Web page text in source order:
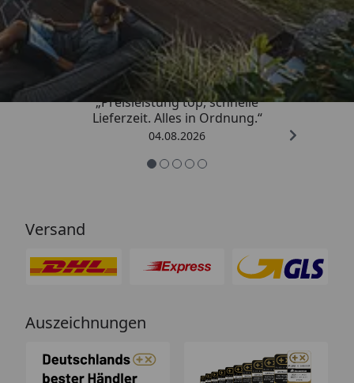
Trusted Shops
4,85/ 5
„Preisleistung top, schnelle
Lieferzeit. Alles in Ordnung.“
04.08.2026
Versand
Auszeichnungen